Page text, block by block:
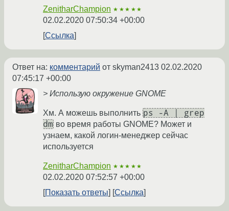
ZenitharChampion ★★★★★
02.02.2020 07:50:34 +00:00
Ссылка
Ответ на: комментарий от skyman2413 02.02.2020
07:45:17 +00:00
> Использую окружение GNOME
Хм. А можешь выполнить ps -A | grep
dm во время работы GNOME? Может и
узнаем, какой логин-менеджер сейчас
используется
ZenitharChampion ★★★★★
02.02.2020 07:52:57 +00:00
Показать ответы
Ссылка